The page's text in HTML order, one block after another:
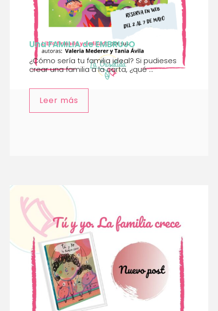
Una FAMILIA de EMBRUJO
¿Cómo sería tu familia ideal? Si pudieses
crear una familia a la carta, ¿qué ...
Leer más